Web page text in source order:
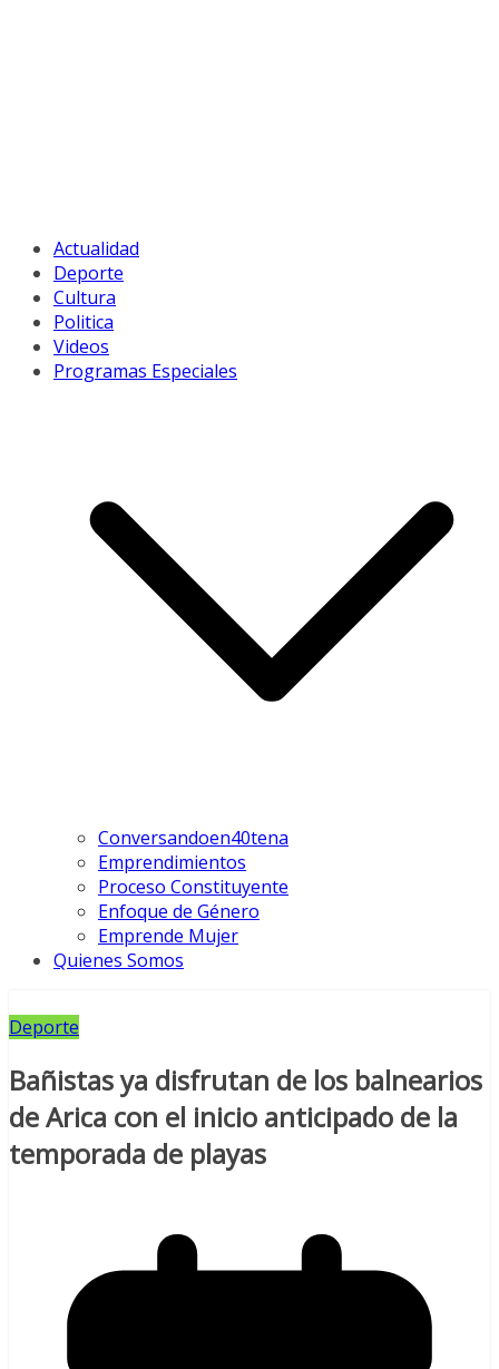
Actualidad
Deporte
Cultura
Politica
Videos
Programas Especiales
Conversandoen40tena
Emprendimientos
Proceso Constituyente
Enfoque de Género
Emprende Mujer
Quienes Somos
Deporte
Bañistas ya disfrutan de los balnearios
de Arica con el inicio anticipado de la
temporada de playas